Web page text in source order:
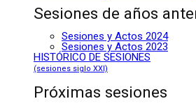
Sesiones de años
Sesiones y Actos 2024
Sesiones y Actos 2023
HISTÓRICO DE SESIONES
(sesiones siglo XXI)
Próximas sesiones